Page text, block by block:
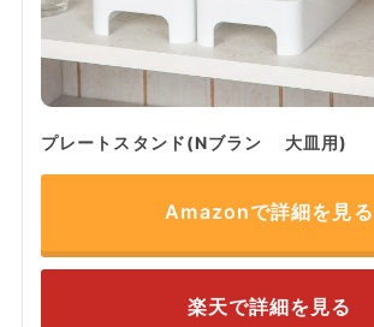
プレートスタンド(Nブラン 大皿用)
Amazonで詳細を見る
楽天で詳細を見る